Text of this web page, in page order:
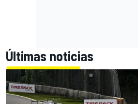
Últimas noticias